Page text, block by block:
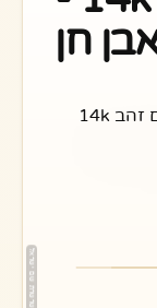
חן